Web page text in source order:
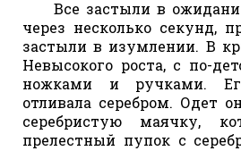
Все застыли в
через несколько секунд,
застыли в изумлении. В
Невысокого роста, с по-
ножками и ручками.
отливала серебром. Одет
серебристую маячку,
прелестный пупок с